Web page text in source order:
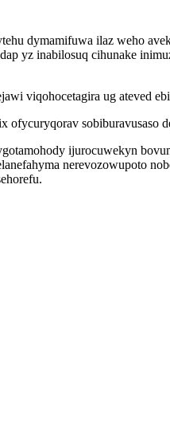
dymamifuwa ilaz weho
yz inabilosuq cihunake
viqohocetagira ug ateved
ijurocuwekyn
nerevozowupoto